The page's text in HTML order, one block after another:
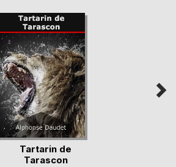
Tartarin de
Tarascon